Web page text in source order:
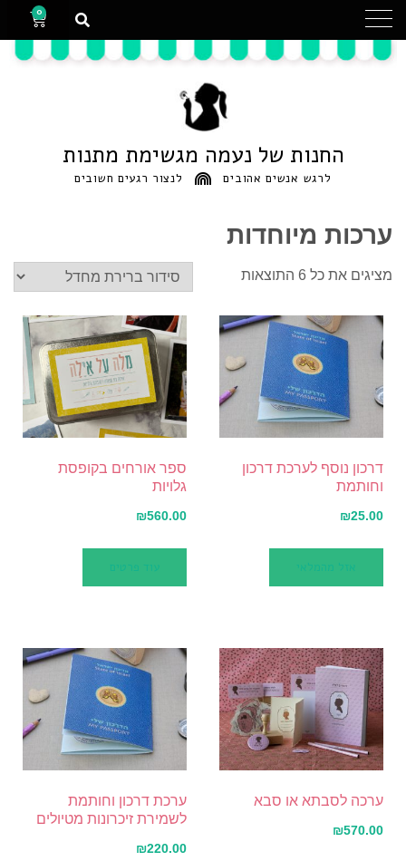
0
החנות של נעמה מגשימת מתנות
לרגש אנשים אהובים לנצור רגעים חשובים
ערכות מיוחדות
מציגים את כל ⁦6⁩ התוצאות
דרכון נוסף לערכת דרכון
וחותמת
₪25.00
אזל מהמלאי
ספר אורחים בקופסת
גלויות
₪560.00
עוד פרטים
ערכה לסבתא או סבא
₪570.00
ערכת דרכון וחותמת
לשמירת זיכרונות מטיולים
₪220.00